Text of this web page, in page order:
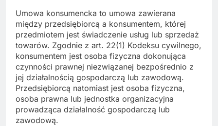
Umowa konsumencka to umowa zawierana
między przedsiębiorcą a konsumentem, której
przedmiotem jest świadczenie usług lub sprzedaż
towarów. Zgodnie z art. 22(1) Kodeksu cywilnego,
konsumentem jest osoba fizyczna dokonująca
czynności prawnej niezwiązanej bezpośrednio z
jej działalnością gospodarczą lub zawodową.
Przedsiębiorcą natomiast jest osoba fizyczna,
osoba prawna lub jednostka organizacyjna
prowadząca działalność gospodarczą lub
zawodową.